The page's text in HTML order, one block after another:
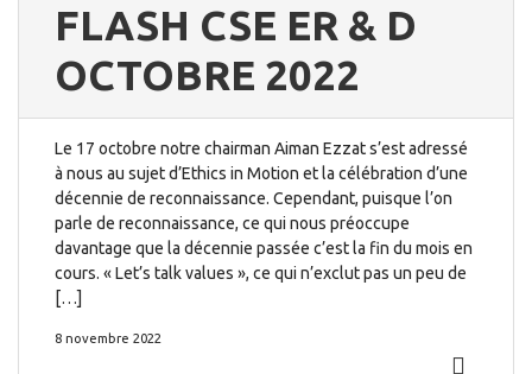
FLASH CSE ER & D
OCTOBRE 2022
Le 17 octobre notre chairman Aiman Ezzat s’est adressé
à nous au sujet d’Ethics in Motion et la célébration d’une
décennie de reconnaissance. Cependant, puisque l’on
parle de reconnaissance, ce qui nous préoccupe
davantage que la décennie passée c’est la fin du mois en
cours. « Let’s talk values », ce qui n’exclut pas un peu de
[…]
8 novembre 2022